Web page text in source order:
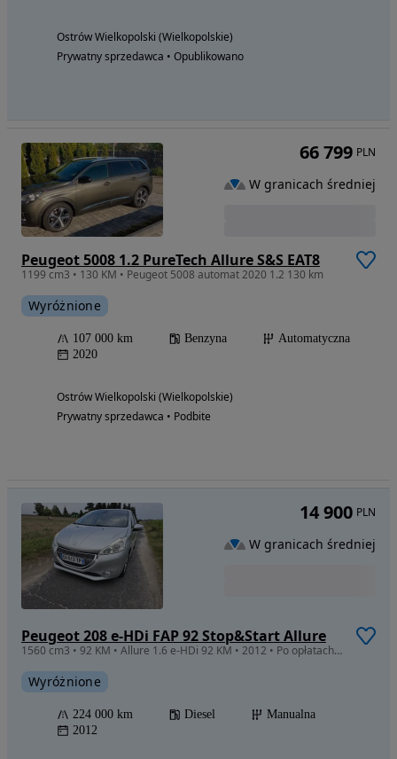
Ostrów Wielkopolski (Wielkopolskie)
Prywatny sprzedawca • Opublikowano
Peugeot 5008 1.2 PureTech Allure S&S EAT8
1199 cm3 • 130 KM • Peugeot 5008 automat 2020 1.2 130 km
Wyróżnione
107 000 km Benzyna
Automatyczna
2020
Ostrów Wielkopolski (Wielkopolskie)
Prywatny sprzedawca • Podbite
66 799 PLN
W granicach średniej
Peugeot 208 e-HDi FAP 92 Stop&Start Allure
1560 cm3 • 92 KM • Allure 1.6 e-HDi 92 KM • 2012 • Po opłatach • Gotowy do rejestracji
Wyróżnione
224 000 km Diesel
Manualna
2012
14 900 PLN
W granicach średniej